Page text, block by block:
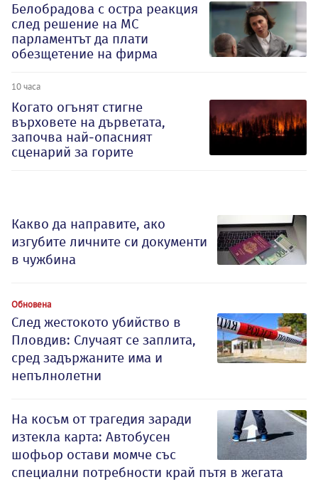
Белобрадова с остра реакция
след решение на МС
парламентът да плати
обезщетение на фирма
10 часа
Когато огънят стигне
върховете на дърветата,
започва най-опасният
сценарий за горите
Какво да направите, ако
изгубите личните си документи
в чужбина
Обновена
След жестокото убийство в
Пловдив: Случаят се заплита,
сред задържаните има и
непълнолетни
На косъм от трагедия заради
изтекла карта: Автобусен
шофьор остави момче със
специални потребности край пътя в жегата